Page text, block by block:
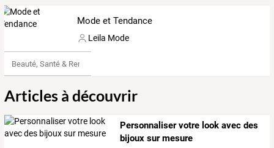
Mode et Tendance
Leila Mode
Beauté, Santé & Remise en forme
Articles à découvrir
Personnaliser votre look avec des
bijoux sur mesure